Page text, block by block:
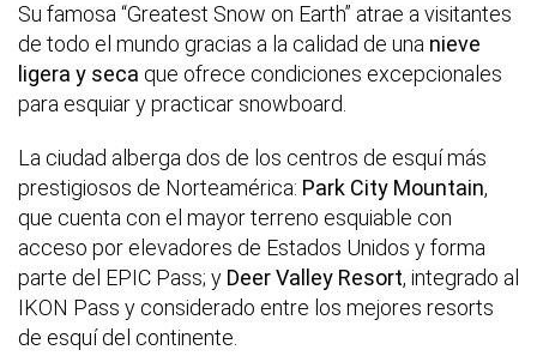
Su famosa “Greatest Snow on Earth” atrae a visitantes
de todo el mundo gracias a la calidad de una nieve
ligera y seca que ofrece condiciones excepcionales
para esquiar y practicar snowboard.
La ciudad alberga dos de los centros de esquí más
prestigiosos de Norteamérica: Park City Mountain,
que cuenta con el mayor terreno esquiable con
acceso por elevadores de Estados Unidos y forma
parte del EPIC Pass; y Deer Valley Resort, integrado al
IKON Pass y considerado entre los mejores resorts
de esquí del continente.